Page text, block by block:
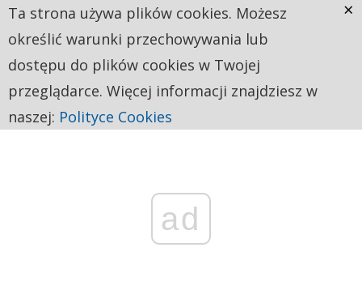
ad
Ta strona używa plików cookies. Możesz
określić warunki przechowywania lub
dostępu do plików cookies w Twojej
przeglądarce. Więcej informacji znajdziesz w
naszej: Polityce Cookies
×